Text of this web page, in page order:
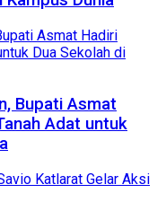
Bupati Asmat
Adat untuk